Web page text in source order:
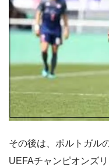
その後は、ポルトガル
UEFAチャンピオンズ